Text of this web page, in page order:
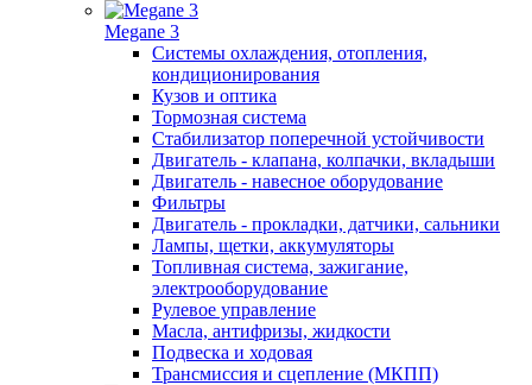
Megane 3
Системы охлаждения, отопления,
кондиционирования
Кузов и оптика
Тормозная система
Стабилизатор поперечной устойчивости
Двигатель - клапана, колпачки, вкладыши
Двигатель - навесное оборудование
Фильтры
Двигатель - прокладки, датчики, сальники
Лампы, щетки, аккумуляторы
Топливная система, зажигание,
электрооборудование
Рулевое управление
Масла, антифризы, жидкости
Подвеска и ходовая
Трансмиссия и сцепление (МКПП)